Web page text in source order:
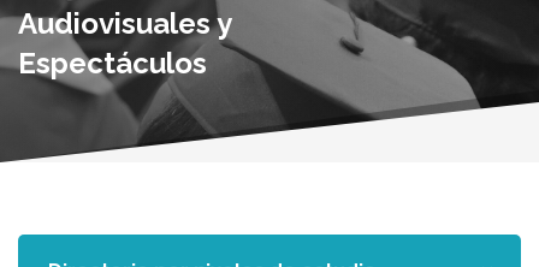
Audiovisuales y
Espectáculos